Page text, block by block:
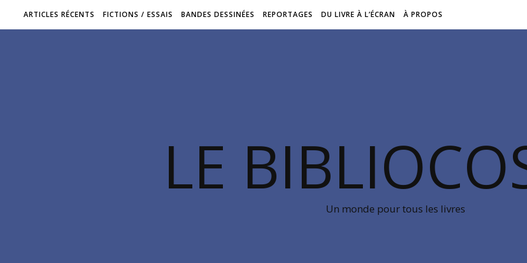
ARTICLES RÉCENTS FICTIONS / ESSAIS BANDES DESSINÉES REPORTAGES DU LIVRE À L’ÉCRAN À PROPOS
LE
Un monde pour tous les livres